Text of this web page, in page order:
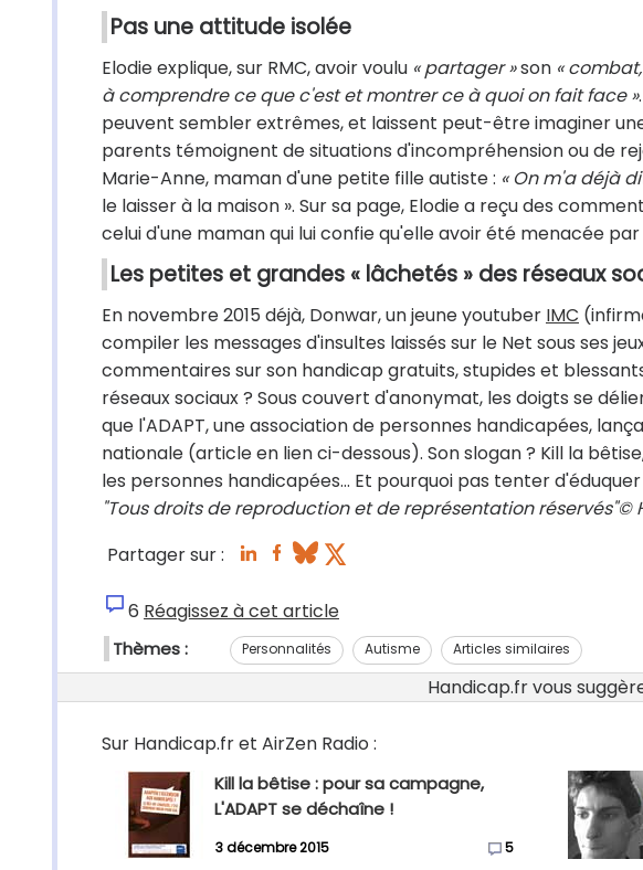
Pas une attitude isolée
Elodie explique, sur RMC, avoir voulu « partager »son «
à comprendre ce que c'est et montrer ce à quoi on fait face »
peuvent sembler extrêmes, et laissent peut-être imaginer
parents témoignent de situations d'incompréhension ou de
Marie-Anne, maman d'une petite fille autiste : « On m'a déjà
le laisser à la maison ». Sur sa page, Elodie a reçu des
celui d'une maman qui lui confie qu'elle avoir été menacée par
Les petites et grandes « lâchetés » des réseaux
En novembre 2015 déjà, Donwar, un jeune youtuber IMC
compiler les messages d'insultes laissés sur le Net sous ses
commentaires sur son handicap gratuits, stupides et
réseaux sociaux ? Sous couvert d'anonymat, les doigts se
que l'ADAPT, une association de personnes handicapées,
nationale (article en lien ci-dessous). Son slogan ? Kill la
les personnes handicapées… Et pourquoi pas tenter d'éduquer
"Tous droits de reproduction et de représentation réservés"©
Partager sur :
6 Réagissez à cet article
Thèmes : Personnalités Autisme Articles similaires
Handicap.fr vous
Sur Handicap.fr et AirZen Radio :
Kill la bêtise : pour sa campagne,
L'ADAPT se déchaîne !
3 décembre 2015 5